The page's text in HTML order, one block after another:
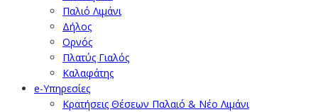
Παλιό Λιμάνι
Δήλος
Ορνός
Πλατύς Γιαλός
Καλαφάτης
e-Υπηρεσίες
Κρατήσεις Θέσεων Παλαιό & Νέο Λιμάνι